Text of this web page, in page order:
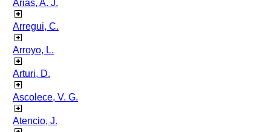
Arias, A. J.
Arregui, C.
Arroyo, L.
Arturi, D.
Ascolece, V. G.
Atencio, J.